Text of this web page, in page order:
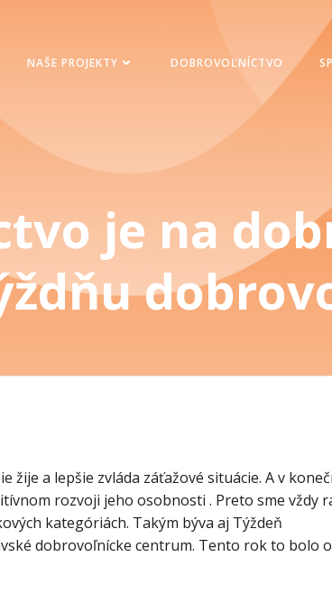
NAŠE PROJEKTY DOBROVOĽNÍCTVO
je na
a lepšie zvláda záťažové situácie. A v
rozvoji jeho osobnosti . Preto sme vždy
kategóriách. Takým býva aj Týždeň
dobrovoľnícke centrum. Tento rok to bolo